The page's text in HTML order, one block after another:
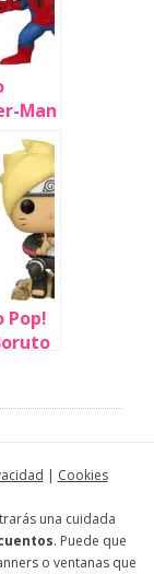
Man
Pop!
| Cookies
una cuidada
. Puede que
o ventanas que